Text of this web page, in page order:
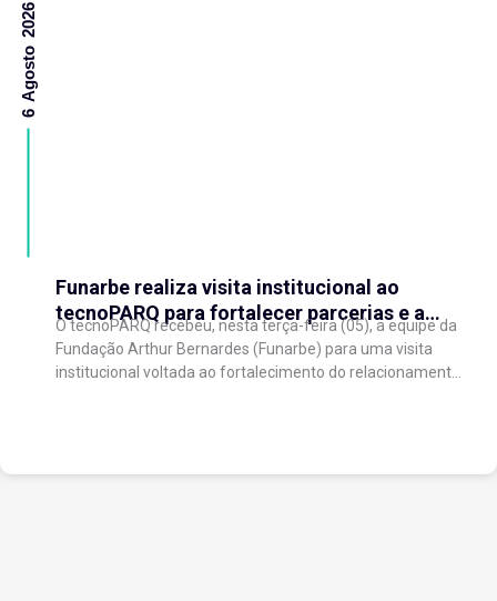
Funarbe realiza visita institucional ao
tecnoPARQ para fortalecer parcerias e a
gestão da inovação
O tecnoPARQ recebeu, nesta terça-feira (05), a equipe da
Fundação Arthur Bernardes (Funarbe) para uma visita
institucional voltada ao fortalecimento do relacionamento
6 Agosto 2026